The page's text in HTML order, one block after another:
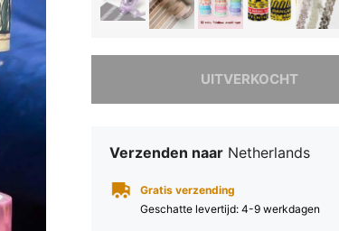
UITVERKOCHT
Sorry, dit product is uitverkocht.
Verzenden naar Netherlands
Gratis verzending
Geschatte levertijd: 4-9 werkdagen